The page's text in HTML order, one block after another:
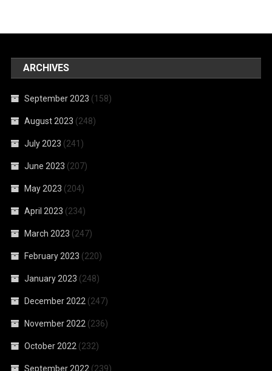
ARCHIVES
September 2023 (158)
August 2023 (248)
July 2023 (241)
June 2023 (207)
May 2023 (204)
April 2023 (234)
March 2023 (247)
February 2023 (220)
January 2023 (248)
December 2022 (247)
November 2022 (236)
October 2022 (232)
September 2022 (239)